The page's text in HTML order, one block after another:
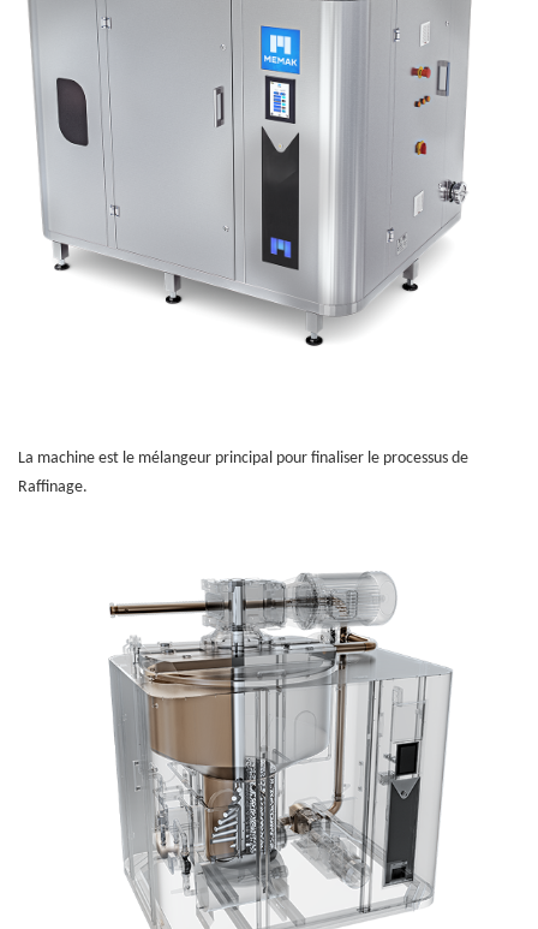
La machine est le mélangeur principal pour finaliser le processus de
Raffinage.